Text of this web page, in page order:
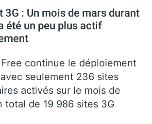
3G : Un mois de mars durant
été un peu plus actif
continue le déploiement
seulement 236 sites
activés sur le mois de
total de 19 986 sites 3G